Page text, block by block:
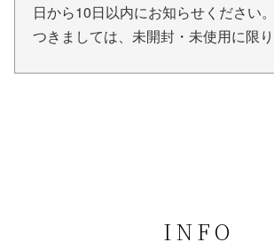
日から10日以内にお知らせください
つきましては、未開封・未使用に限り
INFO